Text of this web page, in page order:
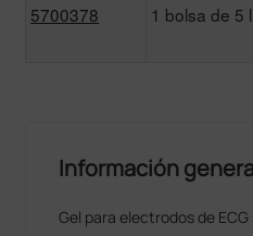
5700378 1 bolsa de 5
Información
Gel para electrodos de